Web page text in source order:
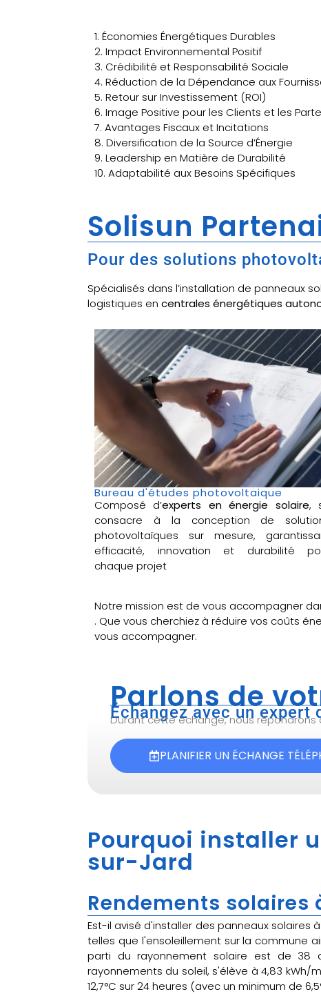
1. Économies Énergétiques Durables
2. Impact Environnemental Positif
3. Crédibilité et Responsabilité Sociale
4. Réduction de la Dépendance aux
5. Retour sur Investissement (ROI)
6. Image Positive pour les Clients et les
7. Avantages Fiscaux et Incitations
8. Diversification de la Source d’Énergie
9. Leadership en Matière de Durabilité
10. Adaptabilité aux Besoins Spécifiques
Solisun
Pour des solutions
Spécialisés dans l’installation de panneaux
logistiques en centrales énergétiques
Bureau d'études photovoltaique
Composé d’experts en énergie solaire,
consacre à la conception de
photovoltaïques sur mesure,
efficacité, innovation et durabilité
chaque projet
Notre mission est de vous accompagner
. Que vous cherchiez à réduire vos coûts
vous accompagner.
Parlons de
Échangez avec un expert
Durant cette échange, nous
PLANIFIER UN ÉCHANGE
Pourquoi installer
sur-Jard
Rendements
Est-il avisé d'installer des panneaux
telles que l'ensoleillement sur la commune
parti du rayonnement solaire est de 38
rayonnements du soleil, s'élève à 4,83 kWh/
12,7°C sur 24 heures (avec un minimum de